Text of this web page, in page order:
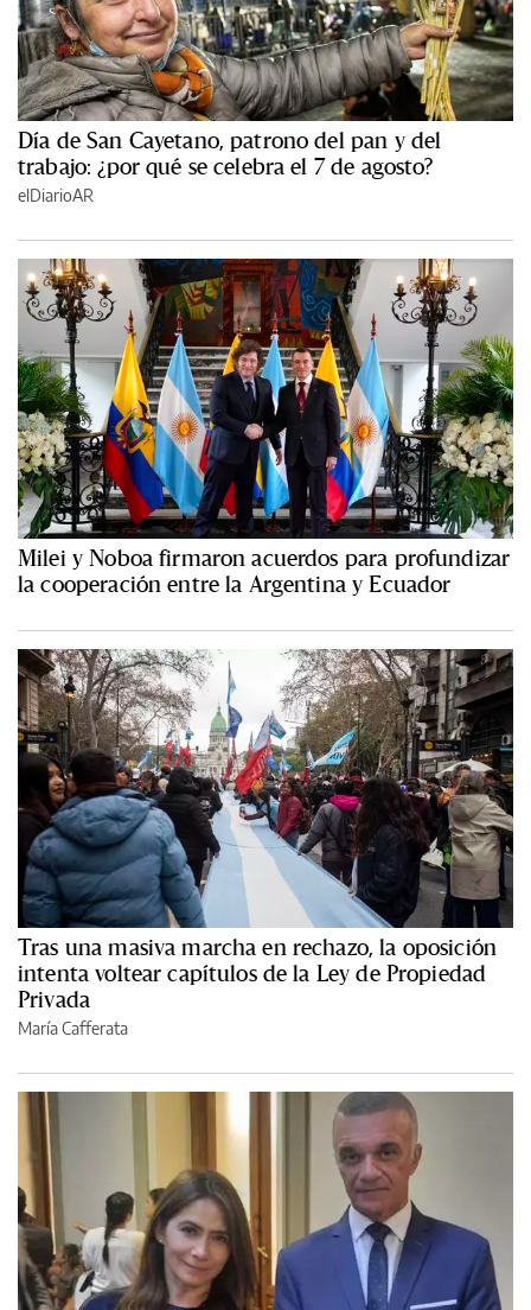
Día de San Cayetano, patrono del pan y del
trabajo: ¿por qué se celebra el 7 de agosto?
elDiarioAR
Milei y Noboa firmaron acuerdos para profundizar
la cooperación entre la Argentina y Ecuador
Tras una masiva marcha en rechazo, la oposición
intenta voltear capítulos de la Ley de Propiedad
Privada
María Cafferata